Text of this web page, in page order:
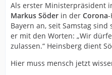
Als erster Ministerpräsident
Markus Söder in der Corona-
Bayern an, seit Samstag
er mit den Worten: „Wir
zulassen.“ Heinsberg dient
Hier muss mensch jetzt